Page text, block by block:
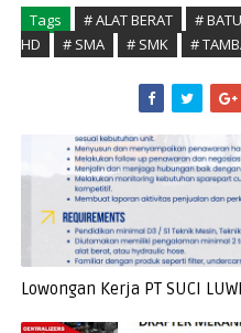
Tags # ALAT BERAT #
HD
# SMA # SMK #
Lowongan Kerja PT SUCI